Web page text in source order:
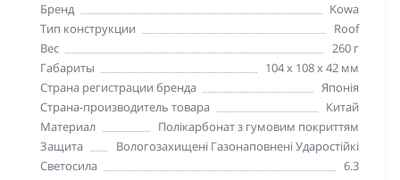
Бренд
Kowa
Тип конструкции
Roof
Вес
260 г
Габариты
104 x 108 x 42 мм
Страна регистрации бренда
Японія
Страна-производитель товара
Китай
Материал
Полікарбонат з гумовим покриттям
Защита
Вологозахищені Газонаповнені Ударостійкі
Светосила
6.3